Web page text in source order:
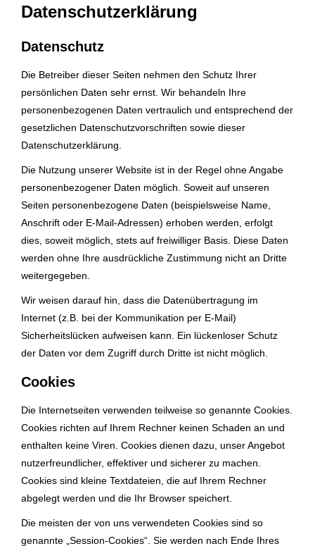
Datenschutzerklärung
Datenschutz
Die Betreiber dieser Seiten nehmen den Schutz Ihrer
persönlichen Daten sehr ernst. Wir behandeln Ihre
personenbezogenen Daten vertraulich und entsprechend der
gesetzlichen Datenschutzvorschriften sowie dieser
Datenschutzerklärung.
Die Nutzung unserer Website ist in der Regel ohne Angabe
personenbezogener Daten möglich. Soweit auf unseren
Seiten personenbezogene Daten (beispielsweise Name,
Anschrift oder E-Mail-Adressen) erhoben werden, erfolgt
dies, soweit möglich, stets auf freiwilliger Basis. Diese Daten
werden ohne Ihre ausdrückliche Zustimmung nicht an Dritte
weitergegeben.
Wir weisen darauf hin, dass die Datenübertragung im
Internet (z.B. bei der Kommunikation per E-Mail)
Sicherheitslücken aufweisen kann. Ein lückenloser Schutz
der Daten vor dem Zugriff durch Dritte ist nicht möglich.
Cookies
Die Internetseiten verwenden teilweise so genannte Cookies.
Cookies richten auf Ihrem Rechner keinen Schaden an und
enthalten keine Viren. Cookies dienen dazu, unser Angebot
nutzerfreundlicher, effektiver und sicherer zu machen.
Cookies sind kleine Textdateien, die auf Ihrem Rechner
abgelegt werden und die Ihr Browser speichert.
Die meisten der von uns verwendeten Cookies sind so
genannte „Session-Cookies“. Sie werden nach Ende Ihres